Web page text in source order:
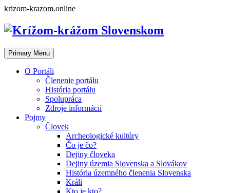
Skip
content
krizom-krazom.online
Primary Menu
O Portáli
Členenie portálu
História portálu
Spolupráca
Zdroje informácií
Pojmy
Človek
Archeologické kultúry
Čo je čo?
Dejiny človeka
Dejiny územia Slovenska a Slovákov
História územného členenia Slovenska
Králi
Kto je kto?